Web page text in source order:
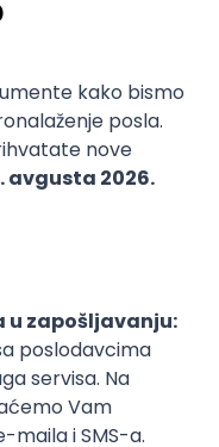
@
dana u tvom